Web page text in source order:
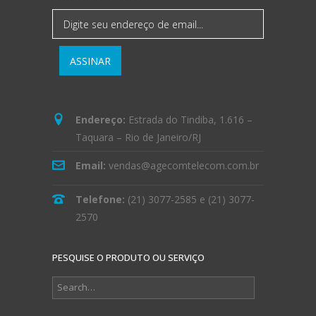
Endereço: Estrada do Tindiba, 1.616 –
Taquara – Rio de Janeiro/RJ
Email: vendas@agecomtelecom.com.br
Telefone: (21) 3077-2585 e (21) 3077-
2570
PESQUISE O PRODUTO OU SERVIÇO